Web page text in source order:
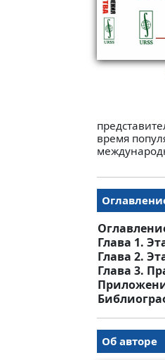
время
Глава 1.
Глава 2.
Глава 3.
Об авторе